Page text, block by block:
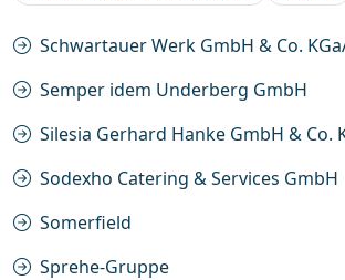
Schwartauer Werk GmbH & Co.
Semper idem Underberg GmbH
Silesia Gerhard Hanke GmbH & Co.
Sodexho Catering & Services GmbH
Somerfield
Sprehe-Gruppe